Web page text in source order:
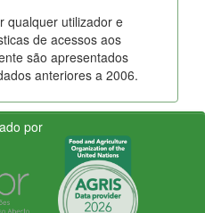
qualquer utilizador e
de acessos aos
são apresentados
anteriores a 2006.
por